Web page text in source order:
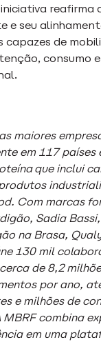
iniciativa
e seu
capazes de
consumo
maiores
em 117 países
que inclui
Com marcas
Sadia
na Brasa,
130 mil
de 8,2
por ano,
e milhões de
MBRF combina
em uma